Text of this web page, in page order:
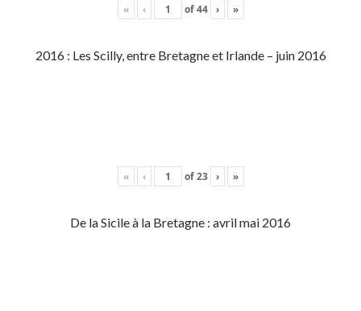
« ‹ of44 › »
2016 : Les Scilly, entre Bretagne et Irlande – juin 2016
« ‹ of23 › »
De la Sicile à la Bretagne : avril mai 2016